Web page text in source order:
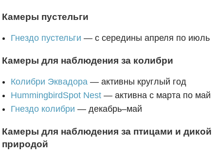
Камеры пустельги
Гнездо пустельги — с середины апреля по июль
Камеры для наблюдения за колибри
Колибри Эквадора— активны круглый год
HummingbirdSpot Nest— активна с марта по май
Гнездо колибри — декабрь–май
Камеры для наблюдения за птицами и дикой
природой